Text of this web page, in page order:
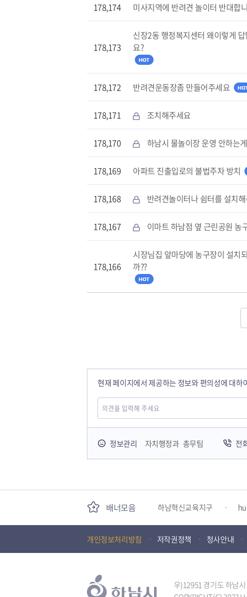
178,174 미사지역에 반려견 놀이터 반대합
178,173
신장2동 행정복지센터 왜이렇게
요?
178,172 반려견운동장좀 만들어주세요
178,171 조치해주세요
178,170 하남시 물놀이장 운영 안하는
178,169 아파트 진출입로의 불법주차 방치
178,168 반려견놀이터나 쉼터를 설치
178,167 이마트 하남점 옆 근린공원 농
178,166
시장님집 앞마당에 농구장이 설치
까??
현재 페이지에서 제공하는 정보와 편의성에 대하
정보관리 자치행정과 총무팀 전
배너모음
국민안전교육플랫폼
하남혁신교육지구
하남문화재단 하남시
개인정보처리방침 저작권정책 청사안내
우)12951 경기도 하남